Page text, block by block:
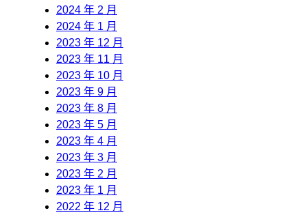
2024 年 2 月
2024 年 1 月
2023 年 12 月
2023 年 11 月
2023 年 10 月
2023 年 9 月
2023 年 8 月
2023 年 5 月
2023 年 4 月
2023 年 3 月
2023 年 2 月
2023 年 1 月
2022 年 12 月